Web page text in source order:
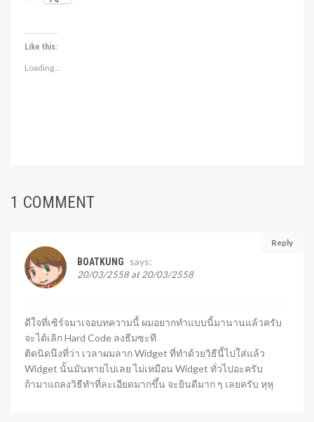
Like this:
Loading...
1 COMMENT
Reply
BOATKUNG says:
20/03/2558 at 20/03/2558
ดีใจที่เซิร์จมาเจอบทความนี้ ผมอยากทำแบบนี้มานานแล้วครับ
จะได้เลิก Hard Code ลงธีมซะที
ติดนิดนึงที่ว่า เวลาผมลาก Widget ที่ทำด้วยวิธีนี้ไปใส่แล้ว
Widget นั้นมันหายไปเลย ไม่เหมือน Widget ทั่วไปอะครับ
ถ้ามาแถลงวิธีทำที่ละเอียดมากขึ้น จะยินดีมาก ๆ เลยครับ หุหุ